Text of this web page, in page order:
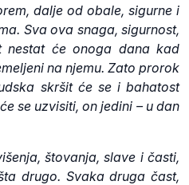
dalje od obale, sigurne i
Sva ova snaga, sigurnost,
nestat će onoga dana kad
na njemu. Zato prorok
skršit će se i bahatost
se uzvisiti, on jedini – u dan
štovanja, slave i časti,
drugo. Svaka druga čast,